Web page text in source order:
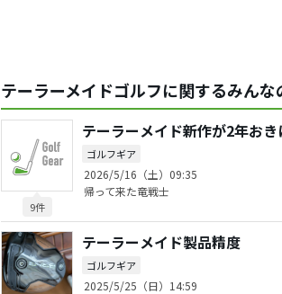
テーラーメイドゴルフに関するみん
9件
テーラーメイド新作が2年おき
ゴルフギア
2026/5/16（土）09:35
帰って来た竜戦士
テーラーメイド製品精度
ゴルフギア
2025/5/25（日）14:59